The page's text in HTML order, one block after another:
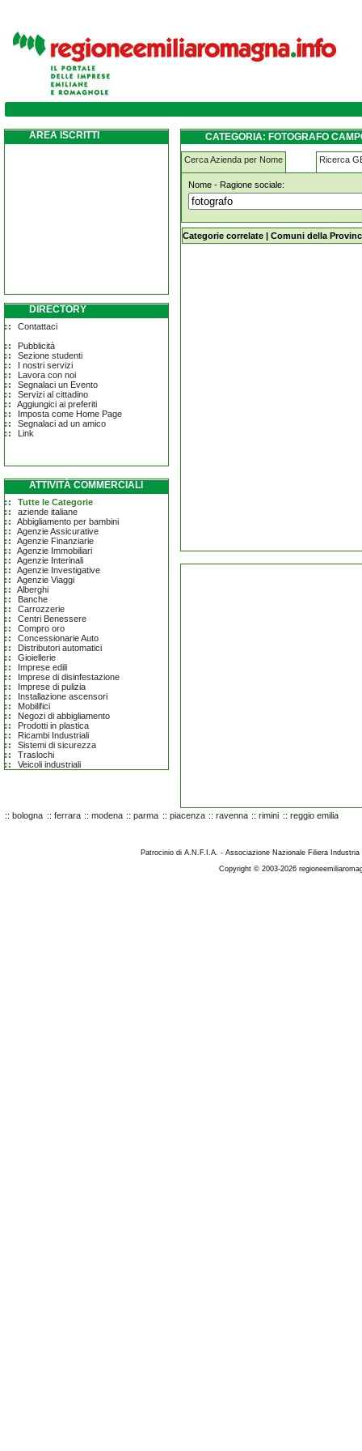
fotografo camposanto
AREA ISCRITTI
DIRECTORY
Contattaci
Pubblicità
Sezione studenti
I nostri servizi
Lavora con noi
Segnalaci un Evento
Servizi al cittadino
Aggiungici ai preferiti
Imposta come Home Page
Segnalaci ad un amico
Link
ATTIVITÀ COMMERCIALI
Tutte le Categorie
aziende italiane
Abbigliamento per bambini
Agenzie Assicurative
Agenzie Finanziarie
Agenzie Immobiliari
Agenzie Interinali
Agenzie Investigative
Agenzie Viaggi
Alberghi
Banche
Carrozzerie
Centri Benessere
Compro oro
Concessionarie Auto
Distributori automatici
Gioiellerie
Imprese edili
Imprese di disinfestazione
Imprese di pulizia
Installazione ascensori
Mobilifici
Negozi di abbigliamento
Prodotti in plastica
Ricambi Industriali
Sistemi di sicurezza
Traslochi
Veicoli industriali
CATEGORIA: FOTOGRAFO
Cerca Azienda per Nome Ricerca
Nome - Ragione sociale:
fotografo camposanto
Categorie correlate | Comuni della
:: bologna :: ferrara :: modena :: parma :: piacenza :: ravenna :: rimini :: reggio emilia
Patrocinio di A.N.F.I.A. - Associazione Nazionale Filiera
Copyright © 2003-2026